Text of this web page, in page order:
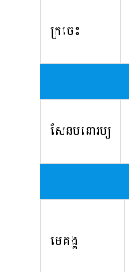
ក្រចេះ
សែនមនោរម្យ
មេគង្គ